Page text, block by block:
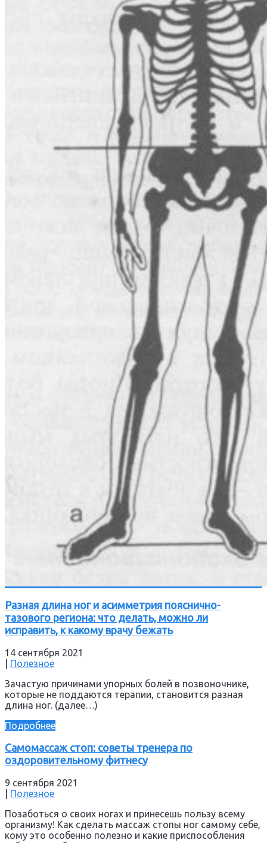
Разная длина ног и асимметрия пояснично-
тазового региона: что делать, можно ли
исправить, к какому врачу бежать
14 сентября 2021
Полезное
Зачастую причинами упорных болей в позвоночнике,
которые не поддаются терапии, становится разная
длина ног. (далее…)
Подробнее
Самомассаж стоп: советы тренера по
оздоровительному фитнесу
9 сентября 2021
Полезное
Позаботься о своих ногах и принесешь пользу всему
организму! Как сделать массаж стопы ног самому себе,
кому это особенно полезно и какие приспособления